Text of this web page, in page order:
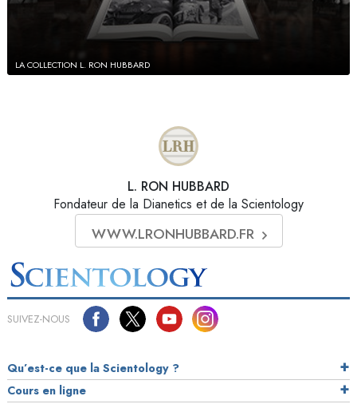
LA COLLECTION L. RON HUBBARD
L. RON HUBBARD
Fondateur de la Dianetics et de la Scientology
WWW.LRONHUBBARD.FR
SUIVEZ-NOUS
Qu’est-ce que la Scientology ?
Cours en ligne